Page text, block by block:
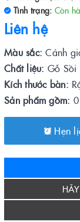
Tình trạng: Còn
Liên hệ
Màu sắc: Cánh
Chất liệu: Gỗ Sồi
Kích thước bàn:
Sản phẩm gồm:
Hẹn